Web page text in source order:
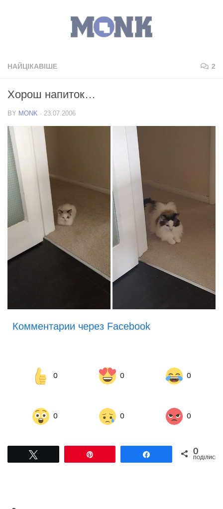
НАЙЦІКАВІШЕ 2
Хорош напиток…
BY MONK · 23.07.2006
Комментарии через Facebook
0 0 0
0 0 0
Поділитися0
ПОДІЛИСЬ